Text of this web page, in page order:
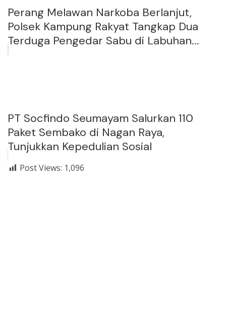
Perang Melawan Narkoba Berlanjut,
Polsek Kampung Rakyat Tangkap Dua
Terduga Pengedar Sabu di Labuhan...
PT Socfindo Seumayam Salurkan 110
Paket Sembako di Nagan Raya,
Tunjukkan Kepedulian Sosial
Post Views: 1,096